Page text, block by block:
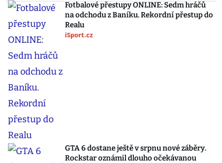
Fotbalové přestupy ONLINE: Sedm hráčů
na odchodu z Baníku. Rekordní přestup do
Realu
iSport.cz
GTA 6 dostane ještě v srpnu nové záběry.
Rockstar oznámil dlouho očekávanou